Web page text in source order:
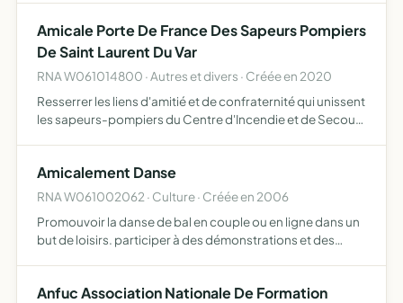
Amicale Porte De France Des Sapeurs Pompiers
De Saint Laurent Du Var
RNA W061014800 · Autres et divers · Créée en 2020
Resserrer les liens d'amitié et de confraternité qui unissent
les sapeurs-pompiers du Centre d'Incendie et de Secours
Amicalement Danse
RNA W061002062 · Culture · Créée en 2006
Promouvoir la danse de bal en couple ou en ligne dans un
but de loisirs. participer à des démonstrations et des
Anfuc Association Nationale De Formation